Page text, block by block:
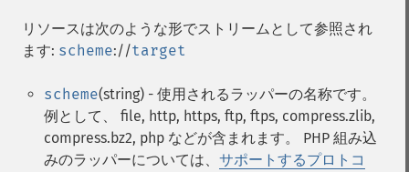
リソースは次のような形でストリームとして参照され
ます: scheme://target
scheme(string) - 使用されるラッパーの名称です。
例として、 file, http, https, ftp, ftps, compress.zlib,
compress.bz2, php などが含まれます。 PHP 組み込
みのラッパーについては、 サポートするプロトコ